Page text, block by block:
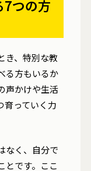
7つの方
き、特別な教
る方もいるか
声かけや生活
育っていく力
なく、自分で
とです。ここ